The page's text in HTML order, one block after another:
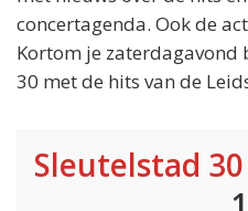
concertagenda. Ook de
Kortom je zaterdagavond
30 met de hits van de
Sleutelstad 30